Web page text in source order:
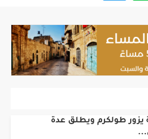
يزور طولكرم ويطلق عدة